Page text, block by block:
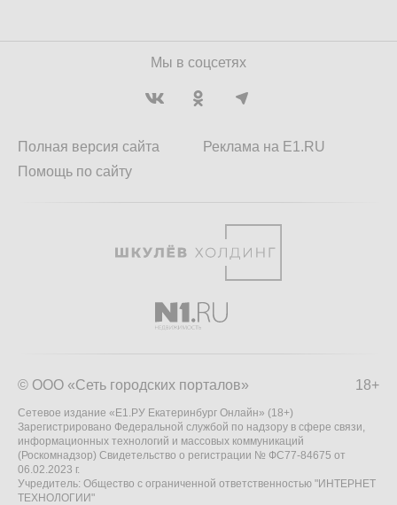
Мы в соцсетях
Полная версия сайта
Помощь по сайту
Реклама на E1.RU
18+
© ООО «Сеть городских порталов»
Сетевое издание «Е1.РУ Екатеринбург Онлайн» (18+)
Зарегистрировано Федеральной службой по надзору в сфере связи,
информационных технологий и массовых коммуникаций
(Роскомнадзор) Свидетельство о регистрации № ФС77-84675 от
06.02.2023 г.
Учредитель: Общество с ограниченной ответственностью "ИНТЕРНЕТ
ТЕХНОЛОГИИ"